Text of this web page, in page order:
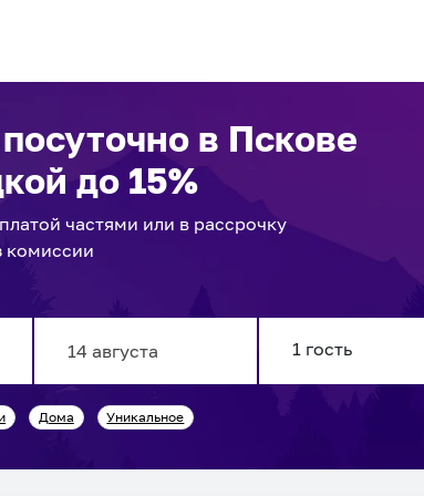
в Пскове
до 15%
частями или в рассрочку
комиссии
backward
interact
Дома Уникальное